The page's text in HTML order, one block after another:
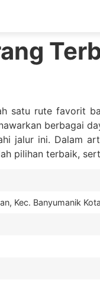
satu rute favorit
berbagai
jalur ini. Dalam
pilihan terbaik,
Kec. Banyumanik